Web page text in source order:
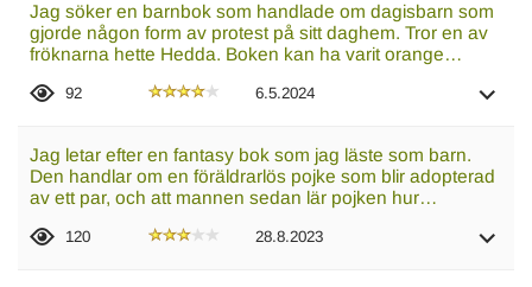
Jag söker en barnbok som handlade om dagisbarn som
gjorde någon form av protest på sitt daghem. Tror en av
fröknarna hette Hedda. Boken kan ha varit orange…
92 6.5.2024
Jag letar efter en fantasy bok som jag läste som barn.
Den handlar om en föräldrarlös pojke som blir adopterad
av ett par, och att mannen sedan lär pojken hur…
120 28.8.2023